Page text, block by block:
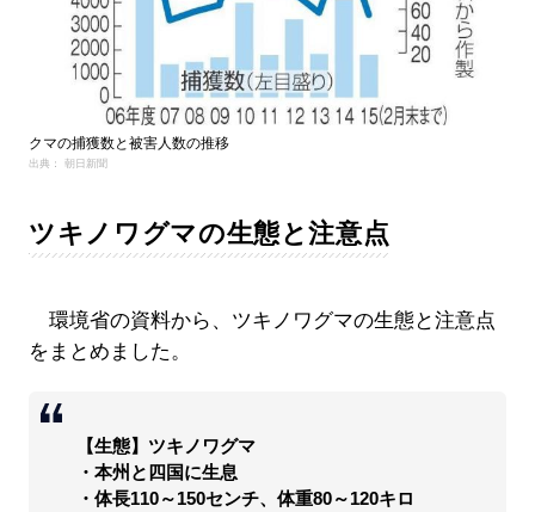
クマの捕獲数と被害人数の推移
出典： 朝日新聞
ツキノワグマの生態と注意点
環境省の資料から、ツキノワグマの生態と注意点
をまとめました。
【生態】ツキノワグマ
・本州と四国に生息
・体長110～150センチ、体重80～120キロ